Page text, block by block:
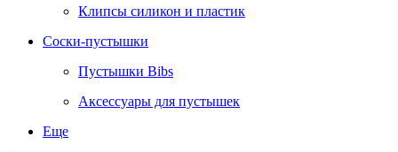
Клипсы силикон и пластик
Соски-пустышки
Пустышки Bibs
Аксессуары для пустышек
Еще